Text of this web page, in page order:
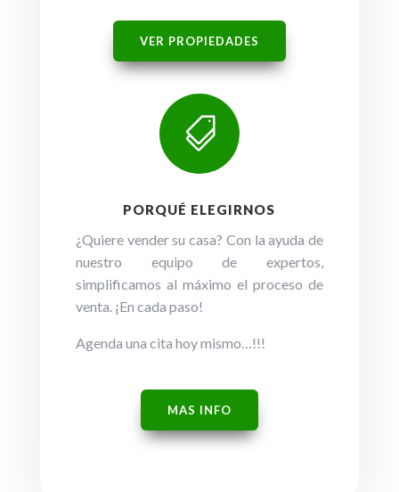
VER PROPIEDADES

PORQUÉ ELEGIRNOS
¿Quiere vender su casa? Con la ayuda de
nuestro equipo de expertos,
simplificamos al máximo el proceso de
venta. ¡En cada paso!
Agenda una cita hoy mismo…!!!
MAS INFO